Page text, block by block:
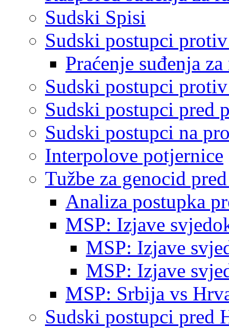
Sudski Spisi
Sudski postupci
Praćenje suđenja
Sudski postupci
Sudski postupci pred
Sudski postupci na
Interpolove potjernice
Tužbe za genocid
Analiza postupka
MSP: Izjave
MSP: Izjave
MSP: Izjave
MSP: Srbija vs
Sudski postupci pred